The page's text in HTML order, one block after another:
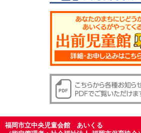
福岡市立中央児童会館 あいくる